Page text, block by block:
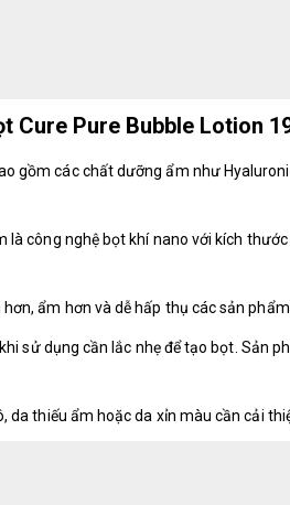
Cure Pure Bubble Lotion
gồm các chất dưỡng ẩm như
là công nghệ bọt khí nano với kích
ẩm hơn và dễ hấp thụ các sản
sử dụng cần lắc nhẹ để tạo bọt. Sản
da thiếu ẩm hoặc da xỉn màu cần cải